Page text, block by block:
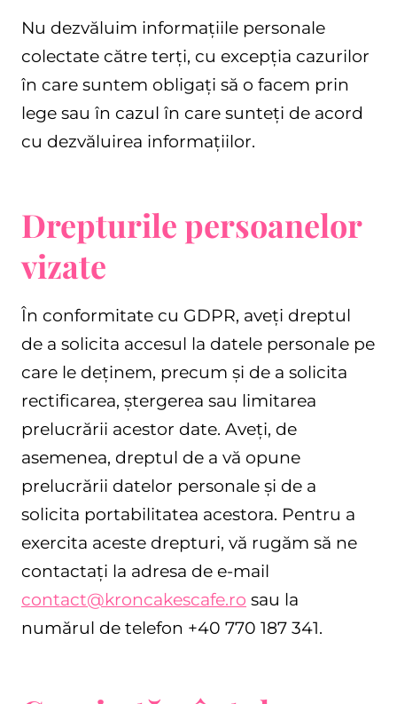
Nu dezvăluim informațiile personale
colectate către terți, cu excepția cazurilor
în care suntem obligați să o facem prin
lege sau în cazul în care sunteți de acord
cu dezvăluirea informațiilor.
Drepturile persoanelor
vizate
În conformitate cu GDPR, aveți dreptul
de a solicita accesul la datele personale pe
care le deținem, precum și de a solicita
rectificarea, ștergerea sau limitarea
prelucrării acestor date. Aveți, de
asemenea, dreptul de a vă opune
prelucrării datelor personale și de a
solicita portabilitatea acestora. Pentru a
exercita aceste drepturi, vă rugăm să ne
contactați la adresa de e-mail
contact@kroncakescafe.ro sau la
numărul de telefon +40 770 187 341.